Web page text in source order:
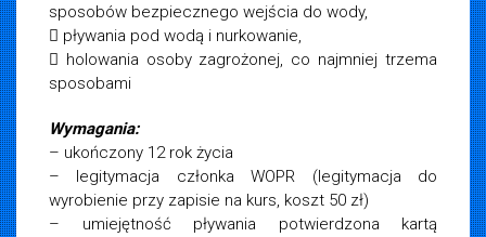
sposobów bezpiecznego wejścia do wody,
 pływania pod wodą i nurkowanie,
 holowania osoby zagrożonej, co najmniej trzema
sposobami
Wymagania:
– ukończony 12 rok życia
– legitymacja członka WOPR (legitymacja do
wyrobienie przy zapisie na kurs, koszt 50 zł)
– umiejętność pływania potwierdzona kartą